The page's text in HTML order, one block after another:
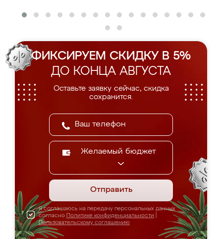
ФИКСИРУЕМ СКИДКУ В 5%
ДО КОНЦА АВГУСТА
Оставьте заявку сейчас, скидка
сохранится.
Желаемый бюджет
Отправить
Я соглашаюсь на передачу персональных данных
согласно Политике конфиденциальности
Пользовательскому соглашению